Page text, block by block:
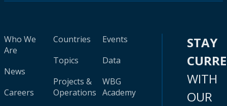
Who We
Are
News
Careers
Countries
Topics
Projects &
Operations
Events
Data
WBG
Academy
STAY
WITH
OUR